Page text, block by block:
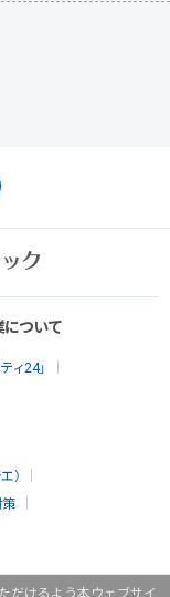
だけるよう本ウェブサイ
について
ィ24」
）
策